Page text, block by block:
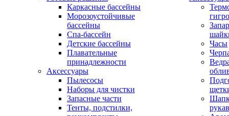
Каркасные бассейны
Морозоустойчивые
бассейны
Спа-бассейн
Детские бассейны
Плавательные
принадлежности
Аксессуары
Пылесосы
Наборы для чистки
Запасные части
Тенты, подстилки,
Часы